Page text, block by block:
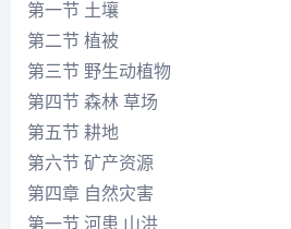
第一节 土壤
第二节 植被
第三节 野生动植物
第四节 森林 草场
第五节 耕地
第六节 矿产资源
第四章 自然灾害
第一节 河患 山洪